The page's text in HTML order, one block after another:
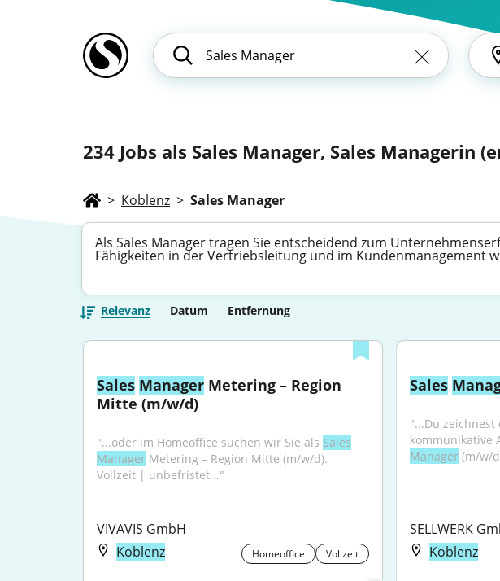
234 Jobs als Sales Manager, Sales Managerin
> Koblenz > Sales Manager
Als Sales Manager tragen Sie entscheidend zum
Fähigkeiten in der Vertriebsleitung und im Kundenmanagement
Relevanz Datum Entfernung
Sales Manager Metering – Region
Mitte (m/w/d)
"...oder im Homeoffice suchen wir Sie als Sales
Manager Metering – Region Mitte (m/w/d).
Vollzeit | unbefristet..."
VIVAVIS GmbH
Koblenz
Homeoffice Vollzeit
Sales
"...Du
kommunikative
Manager (m/w/
SELLWERK
Koblenz